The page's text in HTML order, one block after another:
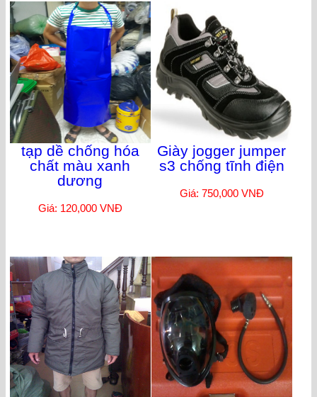
tạp dề chống hóa
chất màu xanh
dương
Giá: 120,000 VNĐ
Giày jogger jumper
s3 chống tĩnh điện
Giá: 750,000 VNĐ